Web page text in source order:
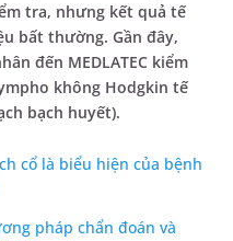
tra, nhưng kết quả tế
bất thường. Gần đây,
đến MEDLATEC kiểm
không Hodgkin tế
bạch huyết).
cổ là biểu hiện của bệnh
pháp chẩn đoán và